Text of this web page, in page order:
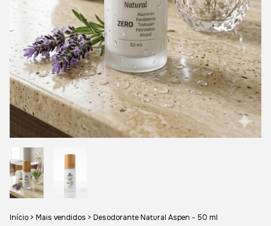
Início > Mais vendidos > Desodorante Natural Aspen - 50 ml